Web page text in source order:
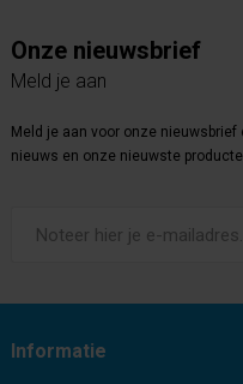
Onze nieuwsbrief
Meld je aan
Meld je aan voor onze
nieuws en onze nieuwste
Informatie